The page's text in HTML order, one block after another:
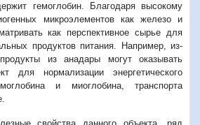
гемоглобин. Благодаря высокому
микроэлементов как железо и
как перспективное сырье для
продуктов питания. Например, из-
из анадары могут оказывать
для нормализации энергетического
и миоглобина, транспорта